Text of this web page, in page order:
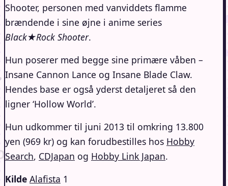
Shooter, personen med vanviddets flamme
brændende i sine øjne i anime series
Black★Rock Shooter.
Hun poserer med begge sine primære våben –
Insane Cannon Lance og Insane Blade Claw.
Hendes base er også yderst detaljeret så den
ligner ‘Hollow World’.
Hun udkommer til juni 2013 til omkring 13.800
yen (969 kr) og kan forudbestilles hos Hobby
Search, CDJapan og Hobby Link Japan.
Kilde Alafista 1